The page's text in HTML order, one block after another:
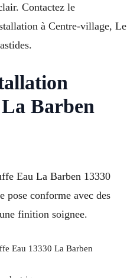
Contactez le
à Centre-village, Le
Barben
Eau La Barben 13330
pose conforme avec des
finition soignee.
Eau 13330 La Barben